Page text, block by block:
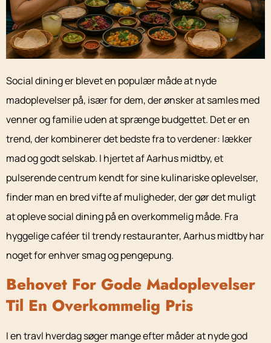
Social dining er blevet en populær måde at nyde
madoplevelser på, især for dem, der ønsker at samles med
venner og familie uden at sprænge budgettet. Det er en
trend, der kombinerer det bedste fra to verdener: lækker
mad og godt selskab. I hjertet af Aarhus midtby, et
pulserende centrum kendt for sine kulinariske oplevelser,
finder man en bred vifte af muligheder, der gør det muligt
at opleve social dining på en overkommelig måde. Fra
hyggelige caféer til trendy restauranter, Aarhus midtby har
noget for enhver smag og pengepung.
Behovet For Gode Madoplevelser
Til En Overkommelig Pris
I en travl hverdag søger mange efter måder at nyde god